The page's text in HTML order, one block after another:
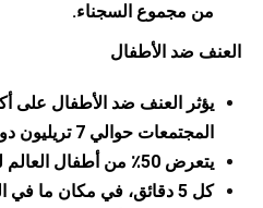
من مجموع السجناء.
العنف ضد الأطفال
يؤثر العنف ضد الأطفال على
المجتمعات حوالي 7 تريليون دولار في السنة.
يتعرض 50٪ من أطفال العالم للعنف كل عام.
كل 5 دقائق، في مكان ما في العالم، يُقتل طفل بالعنف